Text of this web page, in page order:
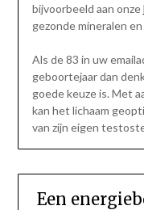
bijvoorbeeld aan onze
gezonde mineralen
Als de 83 in uw
geboortejaar dan
goede keuze is. Met
kan het lichaam
van zijn eigen
Een